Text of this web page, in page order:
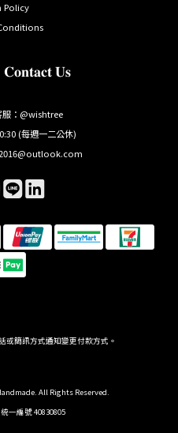
Policy
𝐔𝐬
服：@wishtree
(每週一二公休)
或簡訊方式通知變更付款方式。
All Rights Reserved.
一編號 40830805